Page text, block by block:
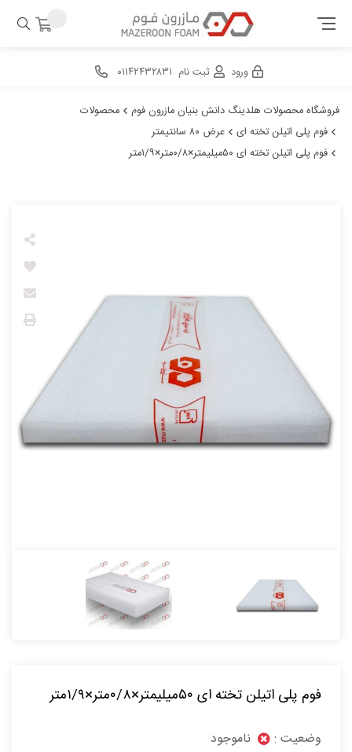
ورود ثبت نام ۰۱۱۴۲۴۳۲۸۳۱
فروشگاه محصولات هلدینگ دانش بنیان مازرون فوم
محصولات
فوم پلی اتیلن تخته ای
عرض ۸۰ سانتیمتر
فوم پلی اتیلن تخته ای ۵۰میلیمتر×۰/۸متر×۱/۹متر
فوم پلی اتیلن تخته ای ۵۰میلیمتر×۰/۸متر×۱/۹متر
وضعیت :
ناموجود